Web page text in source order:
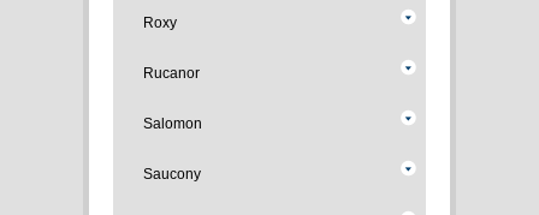
Roxy
Rucanor
Salomon
Saucony